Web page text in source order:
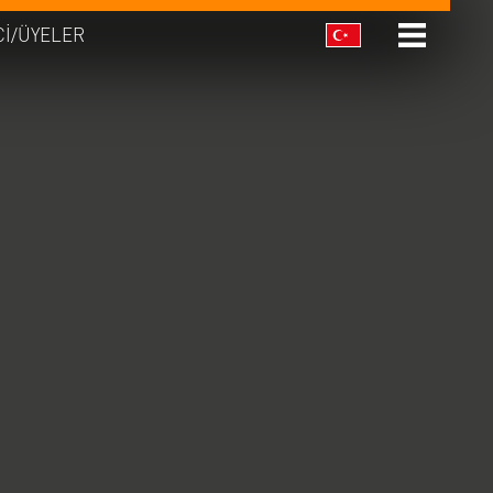
ÜYELER